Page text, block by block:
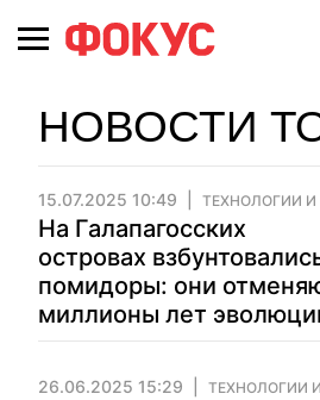
НОВОСТИ
15.07.2025 10:49 ТЕХНОЛОГИИ И
На Галапагосских
островах
помидоры: они
миллионы лет
26.06.2025 15:29 ТЕХНОЛОГИИ